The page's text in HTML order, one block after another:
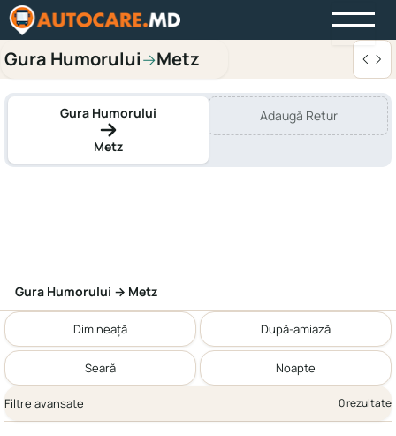
Gura Humorului→Metz
Gura Humorului
Metz
Adaugă Retur
Gura Humorului → Metz
Dimineață După-amiază
Seară Noapte
Filtre avansate 0 rezultate